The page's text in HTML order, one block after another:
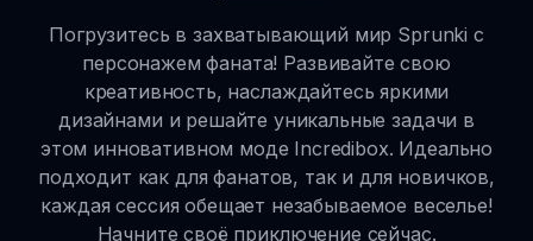
Погрузитесь в захватывающий мир Sprunki с
персонажем фаната! Развивайте свою
креативность, наслаждайтесь яркими
дизайнами и решайте уникальные задачи в
этом инновативном моде Incredibox. Идеально
подходит как для фанатов, так и для новичков,
каждая сессия обещает незабываемое веселье!
Начните своё приключение сейчас.